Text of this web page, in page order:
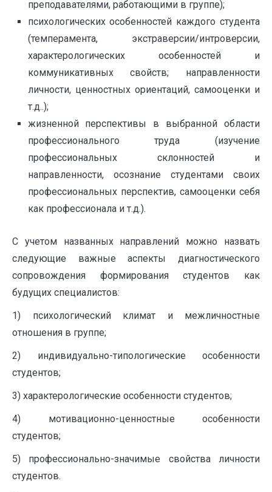
преподавателями, работающими в группе);
психологических особенностей каждого студента
(темперамента, экстраверсии/интроверсии,
характерологических особенностей и
коммуникативных свойств; направленности
личности, ценностных ориентаций, самооценки и
т.д..);
жизненной перспективы в выбранной области
профессионального труда (изучение
профессиональных склонностей и
направленности, осознание студентами своих
профессиональных перспектив, самооценки себя
как профессионала и т.д.).
С учетом названных направлений можно назвать
следующие важные аспекты диагностического
сопровождения формирования студентов как
будущих специалистов:
1) психологический климат и межличностные
отношения в группе;
2) индивидуально-типологические особенности
студентов;
3) характерологические особенности студентов;
4) мотивационно-ценностные особенности
студентов;
5) профессионально-значимые свойства личности
студентов.